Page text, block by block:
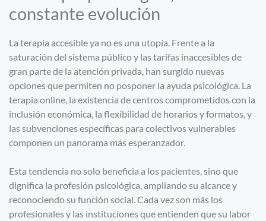
constante evolución
La terapia accesible ya no es una utopía. Frente a la
saturación del sistema público y las tarifas inaccesibles de
gran parte de la atención privada, han surgido nuevas
opciones que permiten no posponer la ayuda psicológica. La
terapia online, la existencia de centros comprometidos con la
inclusión económica, la flexibilidad de horarios y formatos, y
las subvenciones específicas para colectivos vulnerables
componen un panorama más esperanzador.
Esta tendencia no solo beneficia a los pacientes, sino que
dignifica la profesión psicológica, ampliando su alcance y
reconociendo su función social. Cada vez son más los
profesionales y las instituciones que entienden que su labor